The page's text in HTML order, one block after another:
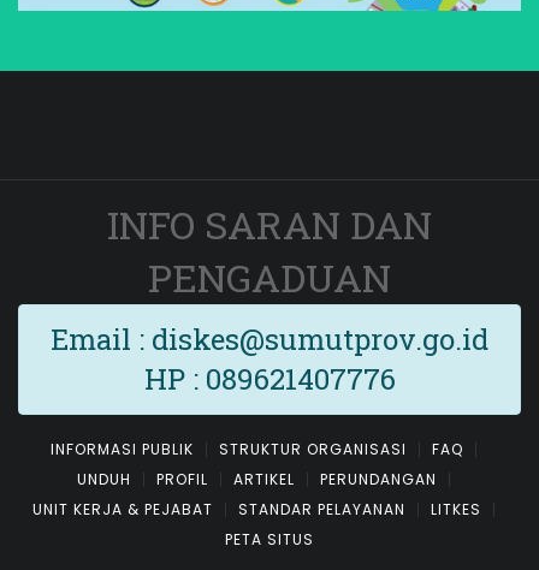
INFO SARAN DAN
PENGADUAN
Email : diskes@sumutprov.go.id
HP : 089621407776
INFORMASI PUBLIK STRUKTUR ORGANISASI
FAQ
UNDUH
PROFIL ARTIKEL
PERUNDANGAN
UNIT KERJA & PEJABAT
STANDAR PELAYANAN
LITKES
PETA SITUS